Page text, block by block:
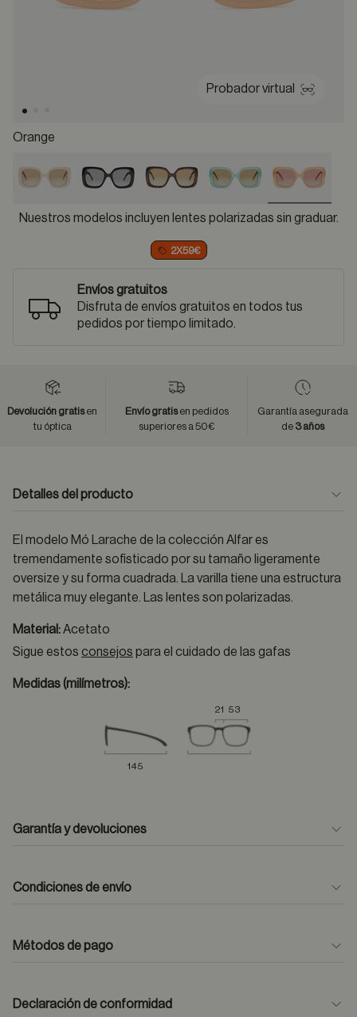
Probador virtual
Orange
selected
Nuestros modelos incluyen lentes polarizadas sin graduar.
2X59€
Envíos gratuitos
Disfruta de envíos gratuitos en todos tus
pedidos por tiempo limitado.
Devolución gratisen
tu óptica
Envío gratisen pedidos
superiores a 50€
Garantía asegurada
de 3 años
Detalles del producto
El modelo Mó Larache de la colección Alfar es
tremendamente sofisticado por su tamaño ligeramente
oversize y su forma cuadrada. La varilla tiene una estructura
metálica muy elegante. Las lentes son polarizadas.
Material:Acetato
Sigue estos consejos para el cuidado de las gafas
Medidas (milímetros):
21 53
145
Garantía y devoluciones
Condiciones de envío
Métodos de pago
Declaración de conformidad